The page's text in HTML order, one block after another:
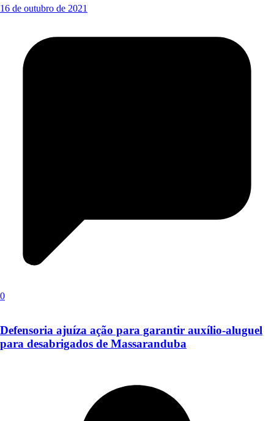
16 de outubro de 2021
0
Defensoria ajuíza ação para garantir auxílio-aluguel
para desabrigados de Massaranduba